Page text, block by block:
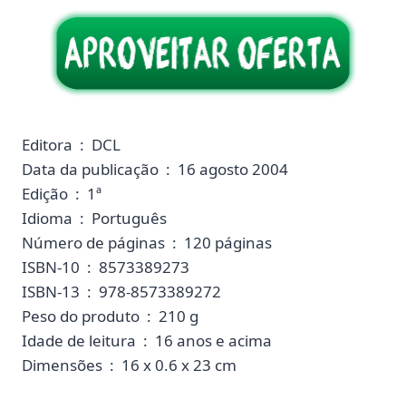
Editora ‏ : ‎ DCL
Data da publicação ‏ : ‎ 16 agosto 2004
Edição ‏ : ‎ 1ª
Idioma ‏ : ‎ Português
Número de páginas ‏ : ‎ 120 páginas
ISBN-10 ‏ : ‎ 8573389273
ISBN-13 ‏ : ‎ 978-8573389272
Peso do produto ‏ : ‎ 210 g
Idade de leitura ‏ : ‎ 16 anos e acima
Dimensões ‏ : ‎ 16 x 0.6 x 23 cm